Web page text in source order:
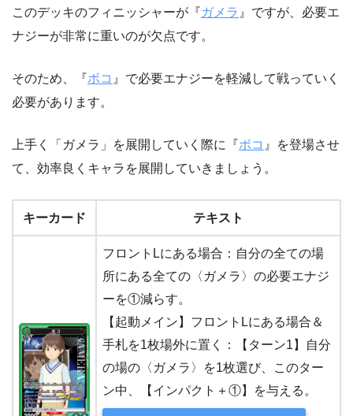
このデッキのフィニッシャーが『ガメラ 』ですが、必要エ
ナジーが非常に重いのが欠点です。
そのため、『ボコ 』で必要エナジーを軽減して戦っていく
必要があります。
上手く「ガメラ」を展開していく際に『ボコ 』を登場させ
て、効率良くキャラを展開していきましょう。
キーカード テキスト
フロントLにある場合：自分の全ての場
所にある全ての〈ガメラ〉の必要エナジ
ーを①減らす。
【起動メイン】フロントLにある場合＆
手札を1枚場外に置く：【ターン1】自分
の場の〈ガメラ〉を1枚選び、このター
ン中、【インパクト＋①】を与える。